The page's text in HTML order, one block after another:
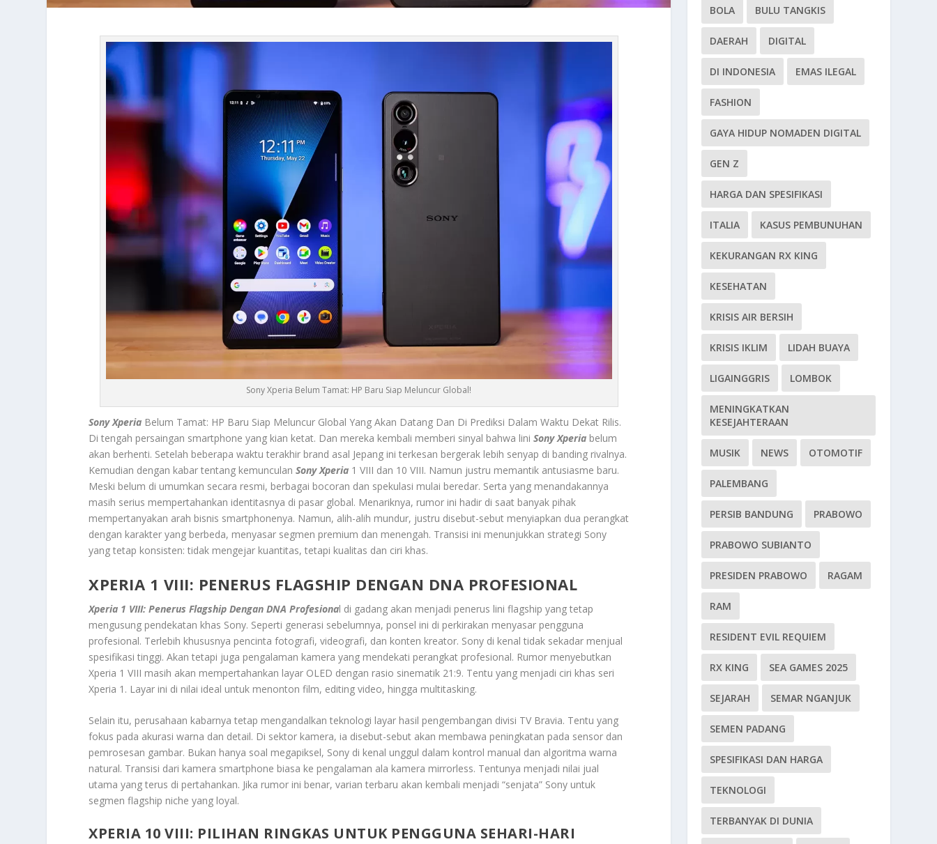
Sony Xperia Belum Tamat: HP Baru Siap Meluncur Global!
Sony Xperia Belum Tamat: HP Baru Siap Meluncur Global Yang Akan Datang Dan Di Prediksi Dalam Waktu Dekat Rilis.
Di tengah persaingan smartphone yang kian ketat. Dan mereka kembali memberi sinyal bahwa liniSony Xperia belum
akan berhenti. Setelah beberapa waktu terakhir brand asal Jepang ini terkesan bergerak lebih senyap di banding rivalnya.
Kemudian dengan kabar tentang kemunculanSony Xperia 1 VIII dan 10 VIII. Namun justru memantik antusiasme baru.
Meski belum di umumkan secara resmi, berbagai bocoran dan spekulasi mulai beredar. Serta yang menandakannya
masih serius mempertahankan identitasnya di pasar global. Menariknya, rumor ini hadir di saat banyak pihak
mempertanyakan arah bisnis smartphonenya. Namun, alih-alih mundur, justru disebut-sebut menyiapkan dua perangkat
dengan karakter yang berbeda, menyasar segmen premium dan menengah. Transisi ini menunjukkan strategi Sony
yang tetap konsisten: tidak mengejar kuantitas, tetapi kualitas dan ciri khas.
XPERIA 1 VIII: PENERUS FLAGSHIP DENGAN DNA PROFESIONAL
Xperia 1 VIII: Penerus Flagship Dengan DNA Profesional di gadang akan menjadi penerus lini flagship yang tetap
mengusung pendekatan khas Sony. Seperti generasi sebelumnya, ponsel ini di perkirakan menyasar pengguna
profesional. Terlebih khususnya pencinta fotografi, videografi, dan konten kreator. Sony di kenal tidak sekadar menjual
spesifikasi tinggi. Akan tetapi juga pengalaman kamera yang mendekati perangkat profesional. Rumor menyebutkan
Xperia 1 VIII masih akan mempertahankan layar OLED dengan rasio sinematik 21:9. Tentu yang menjadi ciri khas seri
Xperia 1. Layar ini di nilai ideal untuk menonton film, editing video, hingga multitasking.
Selain itu, perusahaan kabarnya tetap mengandalkan teknologi layar hasil pengembangan divisi TV Bravia. Tentu yang
fokus pada akurasi warna dan detail. Di sektor kamera, ia disebut-sebut akan membawa peningkatan pada sensor dan
pemrosesan gambar. Bukan hanya soal megapiksel, Sony di kenal unggul dalam kontrol manual dan algoritma warna
natural. Transisi dari kamera smartphone biasa ke pengalaman ala kamera mirrorless. Tentunya menjadi nilai jual
utama yang terus di pertahankan. Jika rumor ini benar, varian terbaru akan kembali menjadi “senjata” Sony untuk
segmen flagship niche yang loyal.
XPERIA 10 VIII: PILIHAN RINGKAS UNTUK PENGGUNA SEHARI-HARI
BOLA BULU TANGKIS
DAERAH DIGITAL
DI INDONESIA EMAS ILEGAL
FASHION
GAYA HIDUP NOMADEN DIGITAL
GEN Z
HARGA DAN SPESIFIKASI
ITALIA KASUS PEMBUNUHAN
KEKURANGAN RX KING
KESEHATAN
KRISIS AIR BERSIH
KRISIS IKLIM LIDAH BUAYA
LIGAINGGRIS LOMBOK
MENINGKATKAN
KESEJAHTERAAN
MUSIK NEWS OTOMOTIF
PALEMBANG
PERSIB BANDUNG PRABOWO
PRABOWO SUBIANTO
PRESIDEN PRABOWO RAGAM
RAM
RESIDENT EVIL REQUIEM
RX KING SEA GAMES 2025
SEJARAH SEMAR NGANJUK
SEMEN PADANG
SPESIFIKASI DAN HARGA
TEKNOLOGI
TERBANYAK DI DUNIA